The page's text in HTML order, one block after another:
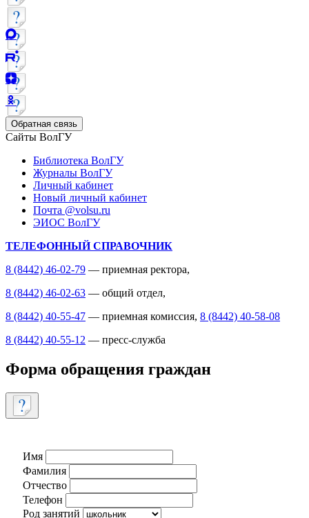
Обратная связь
Сайты ВолГУ
Библиотека ВолГУ
Журналы ВолГУ
Личный кабинет
Новый личный кабинет
Почта @volsu.ru
ЭИОС ВолГУ
ТЕЛЕФОННЫЙ СПРАВОЧНИК
8 (8442) 46-02-79 — приемная ректора,
8 (8442) 46-02-63 — общий отдел,
8 (8442) 40-55-47 — приемная комиссия, 8 (8442) 40-58-08
8 (8442) 40-55-12 — пресс-служба
Форма обращения граждан
Имя
Фамилия
Отчество
Телефон
Род занятий